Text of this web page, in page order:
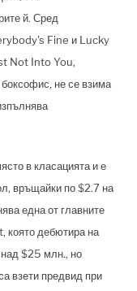
й. Сред
Fine и Lucky
Not Into You,
не се взима
в класацията и е
връщайки по $2.7 на
една от главните
която дебютира на
$25 млн., но
взети предвид при